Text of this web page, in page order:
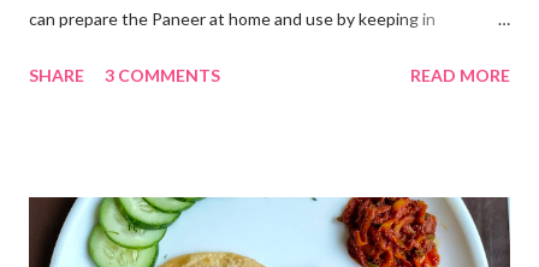
can prepare the Paneer at home and use by keeping in
*Vinegar... 2 tablespoons *Water... 4 tablespoons. Method...
spoon only. *When milk solid separates and yellowish water
releases, immediately switch off the Gas. Overboiling will make
SHARE 3 COMMENTS READ MORE